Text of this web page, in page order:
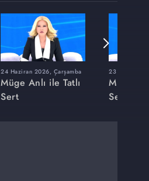
24 Haziran 2026, Çarşamba
Müge Anlı ile Tatlı
Sert
23 Haziran
Müge
Sert